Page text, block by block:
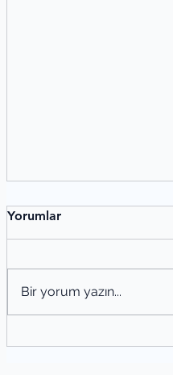
Alaeddin Özdenören
Yorumlar
Bir yorum yazın...